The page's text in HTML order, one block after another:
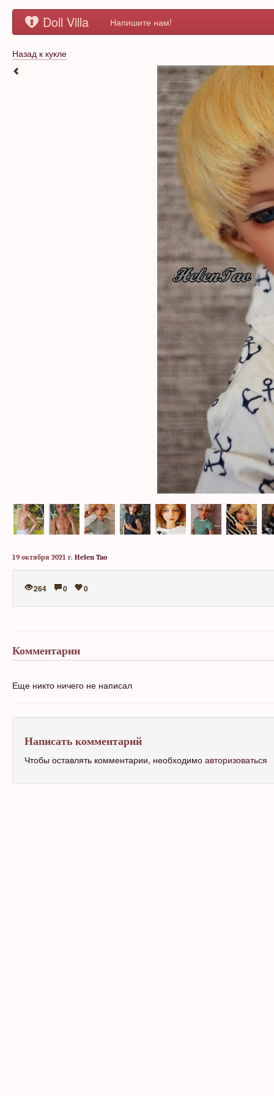
Doll Villa Напишите нам!
Назад к кукле
19 октября 2021 г. Helen Tao
264 0 0
Комментарии
Еще никто ничего не написал
Написать комментарий
Чтобы оставлять комментарии, необходимо авторизоваться